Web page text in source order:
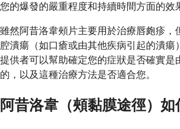
您的爆發的嚴重程度和持續時間方面的效
雖然阿昔洛韋頰片主要用於治療唇皰疹，
腔潰瘍（如口瘡或由其他疾病引起的潰瘍
提供者可以幫助確定您的症狀是否確實是
的，以及這種治療方法是否適合您。
阿昔洛韋（頰黏膜途徑）如